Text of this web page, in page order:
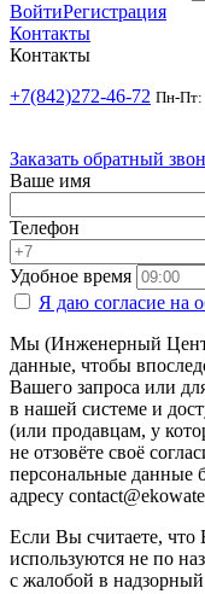
ВойтиРегистрация
Контакты
Контакты
+7(842)272-46-72 Пн-Пт:
Заказать обратный
Ваше имя
Телефон
Удобное время
Я даю согласие на
Мы (Инженерный
данные, чтобы
Вашего запроса или
в нашей системе и
(или продавцам, у
не отзовёте своё
персональные данные
адресу
Если Вы считаете,
используются не по
с жалобой в